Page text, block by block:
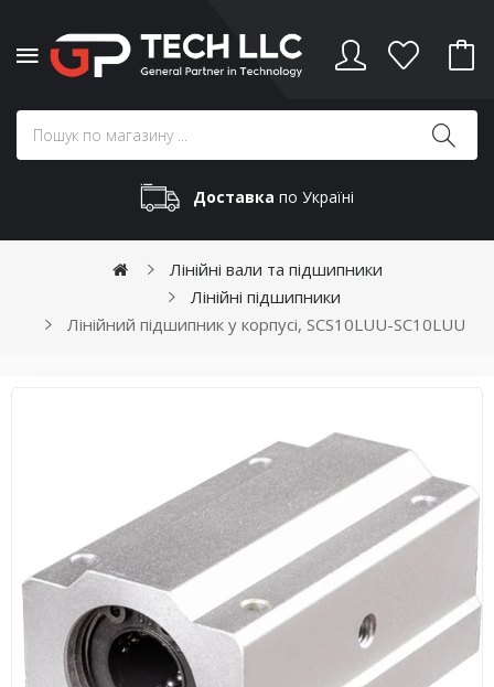
Доставка по Україні
Лінійні вали та підшипники
Лінійні підшипники
Лінійний підшипник у корпусі, SCS10LUU-SC10LUU